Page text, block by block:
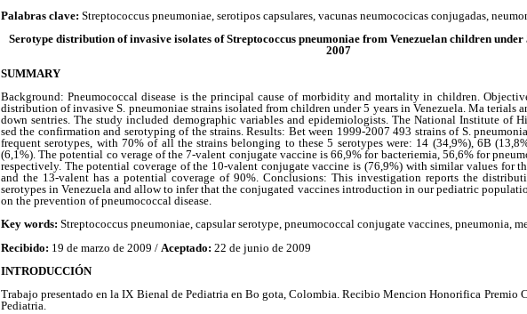
Palabras clave: Streptococcus pneumoniae, serotipos capsulares, vacunas neumococicas conjugadas,
Serotype distribution of invasive isolates of Streptococcus pneumoniae from Venezuelan children under
2007
SUMMARY
Background: Pneumococcal disease is the principal cause of morbidity and mortality in children.
distribution of invasive S. pneumoniae strains isolated from children under 5 years in Venezuela. Ma terials
down sentries. The study included demographic variables and epidemiologists. The National Institute of
sed the confirmation and serotyping of the strains. Results: Bet ween 1999-2007 493 strains of S.
frequent serotypes, with 70% of all the strains belonging to these 5 serotypes were: 14 (34,9%), 6B
(6,1%). The potential co verage of the 7-valent conjugate vaccine is 66,9% for bacteriemia, 56,6% for
respectively. The potential coverage of the 10-valent conjugate vaccine is (76,9%) with similar values for
and the 13-valent has a potential coverage of 90%. Conclusions: This investigation reports the
serotypes in Venezuela and allow to infer that the conjugated vaccines introduction in our pediatric
on the prevention of pneumococcal disease.
Key words: Streptococcus pneumoniae, capsular serotype, pneumococcal conjugate vaccines, pneumonia,
Recibido: 19 de marzo de 2009 / Aceptado: 22 de junio de 2009
INTRODUCCIÓN
Trabajo presentado en la IX Bienal de Pediatria en Bo gota, Colombia. Recibio Mencion Honorifica Premio
Pediatria.